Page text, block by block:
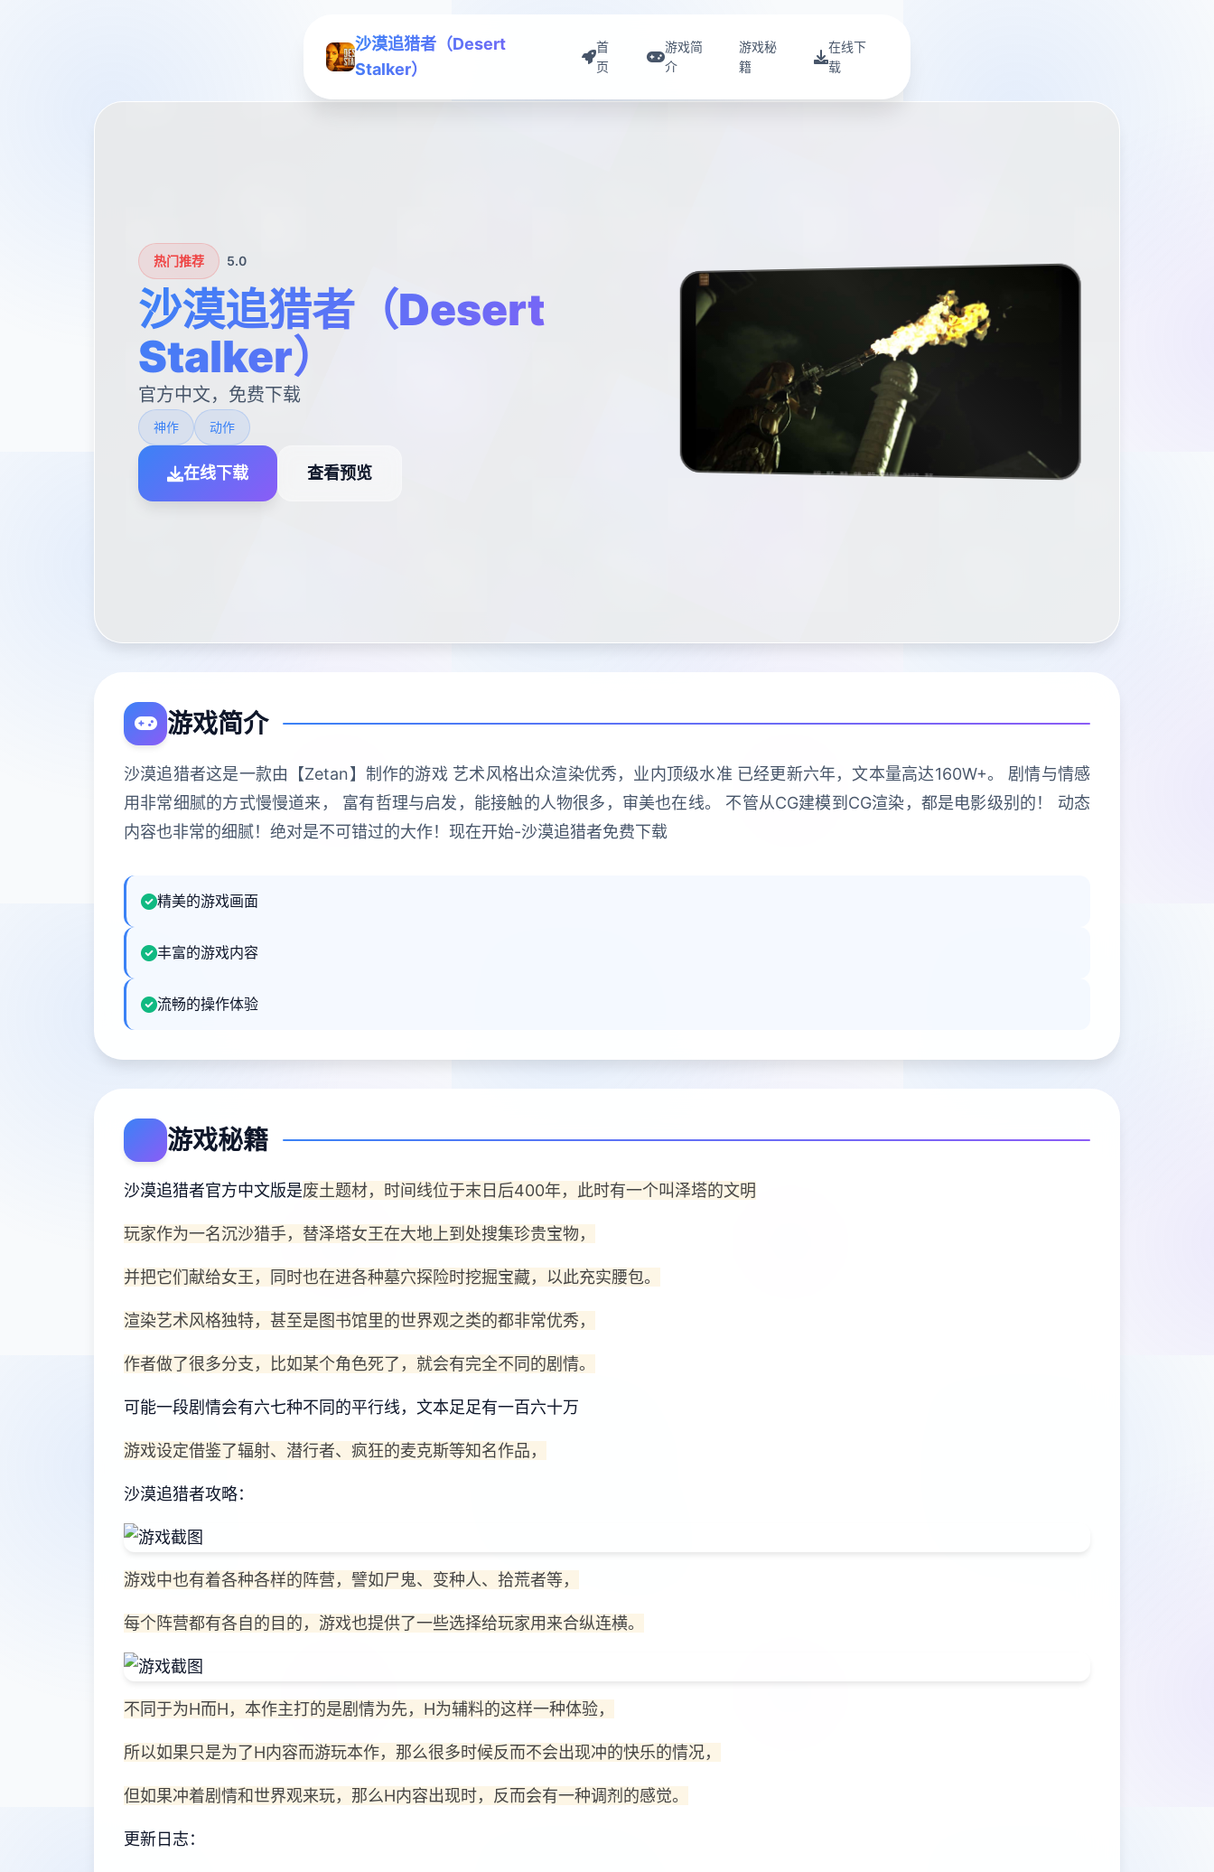
沙漠追猎者（Desert
Stalker）
首
页
游戏简
介
游戏秘
籍
在线下
载
热门推荐 5.0
沙漠追猎者（Desert
Stalker）
官方中文，免费下载
神作 动作
在线下载 查看预览
游戏简介
沙漠追猎者这是一款由【Zetan】制作的游戏 艺术风格出众渲染优秀，业内顶级水准 已经更新六年，文本量高达160W+。 剧情与情感
用非常细腻的方式慢慢道来， 富有哲理与启发，能接触的人物很多，审美也在线。 不管从CG建模到CG渲染，都是电影级别的！ 动态
内容也非常的细腻！绝对是不可错过的大作！现在开始-沙漠追猎者免费下载
精美的游戏画面
丰富的游戏内容
流畅的操作体验
游戏秘籍
沙漠追猎者官方中文版是废土题材，时间线位于末日后400年，此时有一个叫泽塔的文明
玩家作为一名沉沙猎手，替泽塔女王在大地上到处搜集珍贵宝物，
并把它们献给女王，同时也在进各种墓穴探险时挖掘宝藏，以此充实腰包。
渲染艺术风格独特，甚至是图书馆里的世界观之类的都非常优秀，
作者做了很多分支，比如某个角色死了，就会有完全不同的剧情。
可能一段剧情会有六七种不同的平行线，文本足足有一百六十万
游戏设定借鉴了辐射、潜行者、疯狂的麦克斯等知名作品，
沙漠追猎者攻略：
游戏中也有着各种各样的阵营，譬如尸鬼、变种人、拾荒者等，
每个阵营都有各自的目的，游戏也提供了一些选择给玩家用来合纵连横。
不同于为H而H，本作主打的是剧情为先，H为辅料的这样一种体验，
所以如果只是为了H内容而游玩本作，那么很多时候反而不会出现冲的快乐的情况，
但如果冲着剧情和世界观来玩，那么H内容出现时，反而会有一种调剂的感觉。
更新日志：